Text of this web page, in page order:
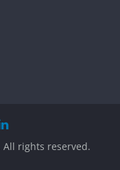
All rights reserved.